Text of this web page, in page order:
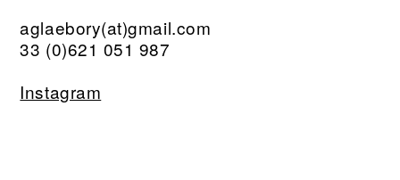
aglaebory(at)gmail.com
33 (0)621 051 987
Instagram